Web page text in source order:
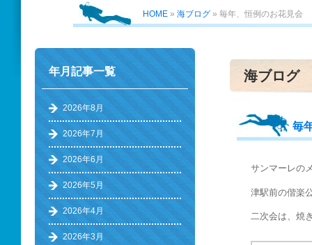
HOME » 海ブログ » 毎年、恒例のお花見会
海ブログ
毎
サンマーレの
津駅前の偕楽
二次会は、焼
年月記事一覧
2026年8月
2026年7月
2026年6月
2026年5月
2026年4月
2026年3月